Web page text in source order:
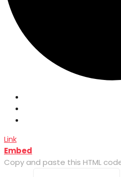
Link
Embed
Copy and paste this HTML